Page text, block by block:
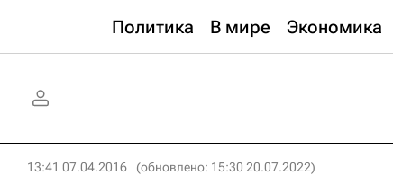
Политика В мире Экономика
13:41 07.04.2016 (обновлено: 15:30 20.07.2022)